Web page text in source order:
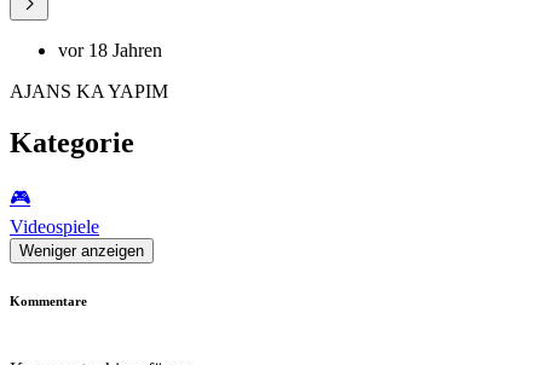
vor 18 Jahren
AJANS KA YAPIM
Kategorie
🎮️
Videospiele
Weniger anzeigen
Kommentare